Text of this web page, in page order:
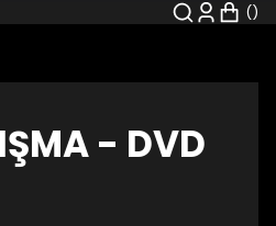
- DVD